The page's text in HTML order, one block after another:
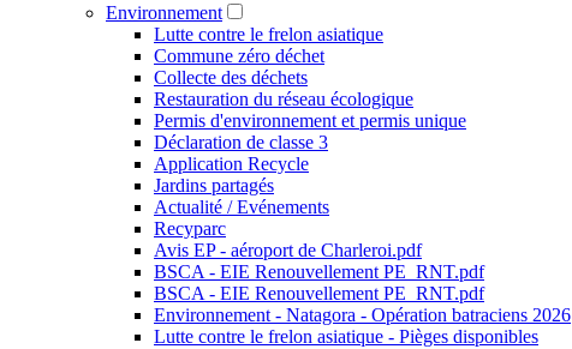
Environnement
Lutte contre le frelon asiatique
Commune zéro déchet
Collecte des déchets
Restauration du réseau écologique
Permis d'environnement et permis unique
Déclaration de classe 3
Application Recycle
Jardins partagés
Actualité / Evénements
Recyparc
Avis EP - aéroport de Charleroi.pdf
BSCA - EIE Renouvellement PE_RNT.pdf
BSCA - EIE Renouvellement PE_RNT.pdf
Environnement - Natagora - Opération batraciens 2026
Lutte contre le frelon asiatique - Pièges disponibles